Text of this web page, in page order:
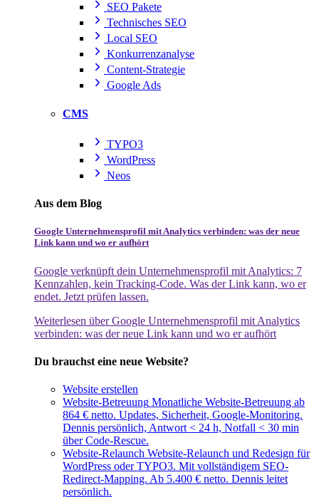
SEO Pakete
Technisches SEO
Local SEO
Konkurrenzanalyse
Content-Strategie
Google Ads
CMS
TYPO3
WordPress
Neos
Aus dem Blog
Google Unternehmensprofil mit Analytics verbinden: was der neue
Link kann und wo er aufhört
Google verknüpft dein Unternehmensprofil mit Analytics: 7
Kennzahlen, kein Tracking-Code. Was der Link kann, wo er
endet. Jetzt prüfen lassen.
Weiterlesen über Google Unternehmensprofil mit Analytics
verbinden: was der neue Link kann und wo er aufhört
Du brauchst eine neue Website?
Website erstellen
Website-Betreuung Monatliche Website-Betreuung ab
864 € netto. Updates, Sicherheit, Google-Monitoring.
Dennis persönlich, Antwort < 24 h, Notfall < 30 min
über Code-Rescue.
Website-Relaunch Website-Relaunch und Redesign für
WordPress oder TYPO3. Mit vollständigem SEO-
Redirect-Mapping. Ab 5.400 € netto. Dennis leitet
persönlich.